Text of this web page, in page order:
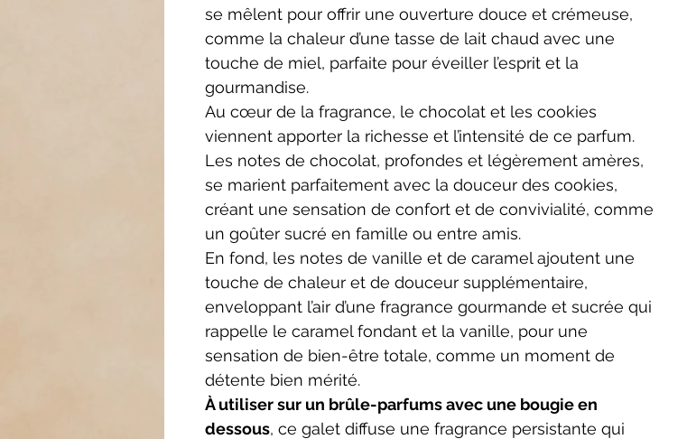
se mêlent pour offrir une ouverture douce et crémeuse,
comme la chaleur d’une tasse de lait chaud avec une
touche de miel, parfaite pour éveiller l’esprit et la
gourmandise.
Au cœur de la fragrance, le chocolat et les cookies
viennent apporter la richesse et l’intensité de ce parfum.
Les notes de chocolat, profondes et légèrement amères,
se marient parfaitement avec la douceur des cookies,
créant une sensation de confort et de convivialité, comme
un goûter sucré en famille ou entre amis.
En fond, les notes de vanille et de caramel ajoutent une
touche de chaleur et de douceur supplémentaire,
enveloppant l’air d’une fragrance gourmande et sucrée qui
rappelle le caramel fondant et la vanille, pour une
sensation de bien-être totale, comme un moment de
détente bien mérité.
À utiliser sur un brûle-parfums avec une bougie en
dessous, ce galet diffuse une fragrance persistante qui